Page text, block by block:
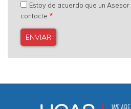
Estoy de acuerdo que un
contacte